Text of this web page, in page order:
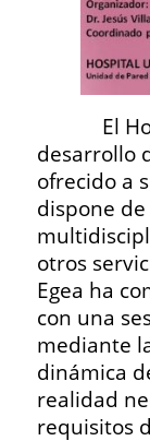
El
desarrollo
ofrecido a
dispone
otros
Egea ha
con una
mediante
dinámica
realidad
requisitos